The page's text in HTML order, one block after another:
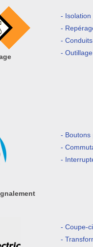
- Isolation
-
-
-
- Boutons
-
-
- Coupe-
-